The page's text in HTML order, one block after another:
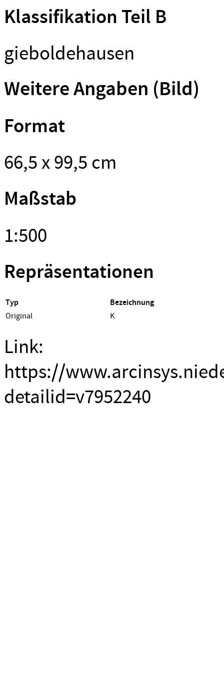
Klassifikation Teil B
gieboldehausen
Weitere Angaben (Bild)
Format
66,5 x 99,5 cm
Maßstab
1:500
Repräsentationen
Typ Bezeichnung
Original K
Link:
https://
detailid=v7952240